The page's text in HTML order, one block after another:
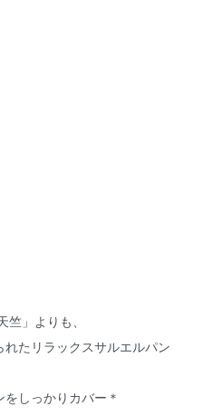
」よりも、
たリラックスサルエルパン
しっかりカバー＊